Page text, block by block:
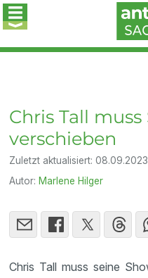
Chris Tall
verschieben
Zuletzt aktualisiert:
Autor: Marlene Hilger
Chris Tall muss seine